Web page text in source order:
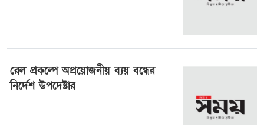
রেল প্রকল্পে অপ্রয়োজনীয় ব্যয় বন্ধের
নির্দেশ উপদেষ্টার